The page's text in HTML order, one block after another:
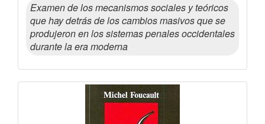
Examen de los mecanismos sociales y teóricos
que hay detrás de los cambios masivos que se
produjeron en los sistemas penales occidentales
durante la era moderna